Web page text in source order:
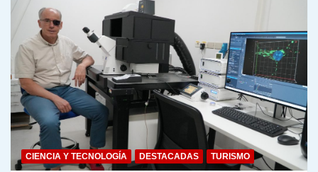
CIENCIA Y TECNOLOGÍA DESTACADAS TURISMO